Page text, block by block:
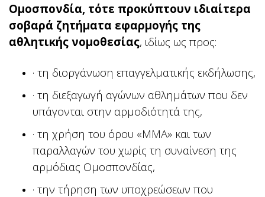
Ομοσπονδία, τότε προκύπτουν ιδιαίτερα
σοβαρά ζητήματα εφαρμογής της
αθλητικής νομοθεσίας, ιδίως ως προς:
· τη διοργάνωση επαγγελματικής εκδήλωσης,
· τη διεξαγωγή αγώνων αθλημάτων που δεν
υπάγονται στην αρμοδιότητά της,
· τη χρήση του όρου «MMA» και των
παραλλαγών του χωρίς τη συναίνεση της
αρμόδιας Ομοσπονδίας,
· την τήρηση των υποχρεώσεων που